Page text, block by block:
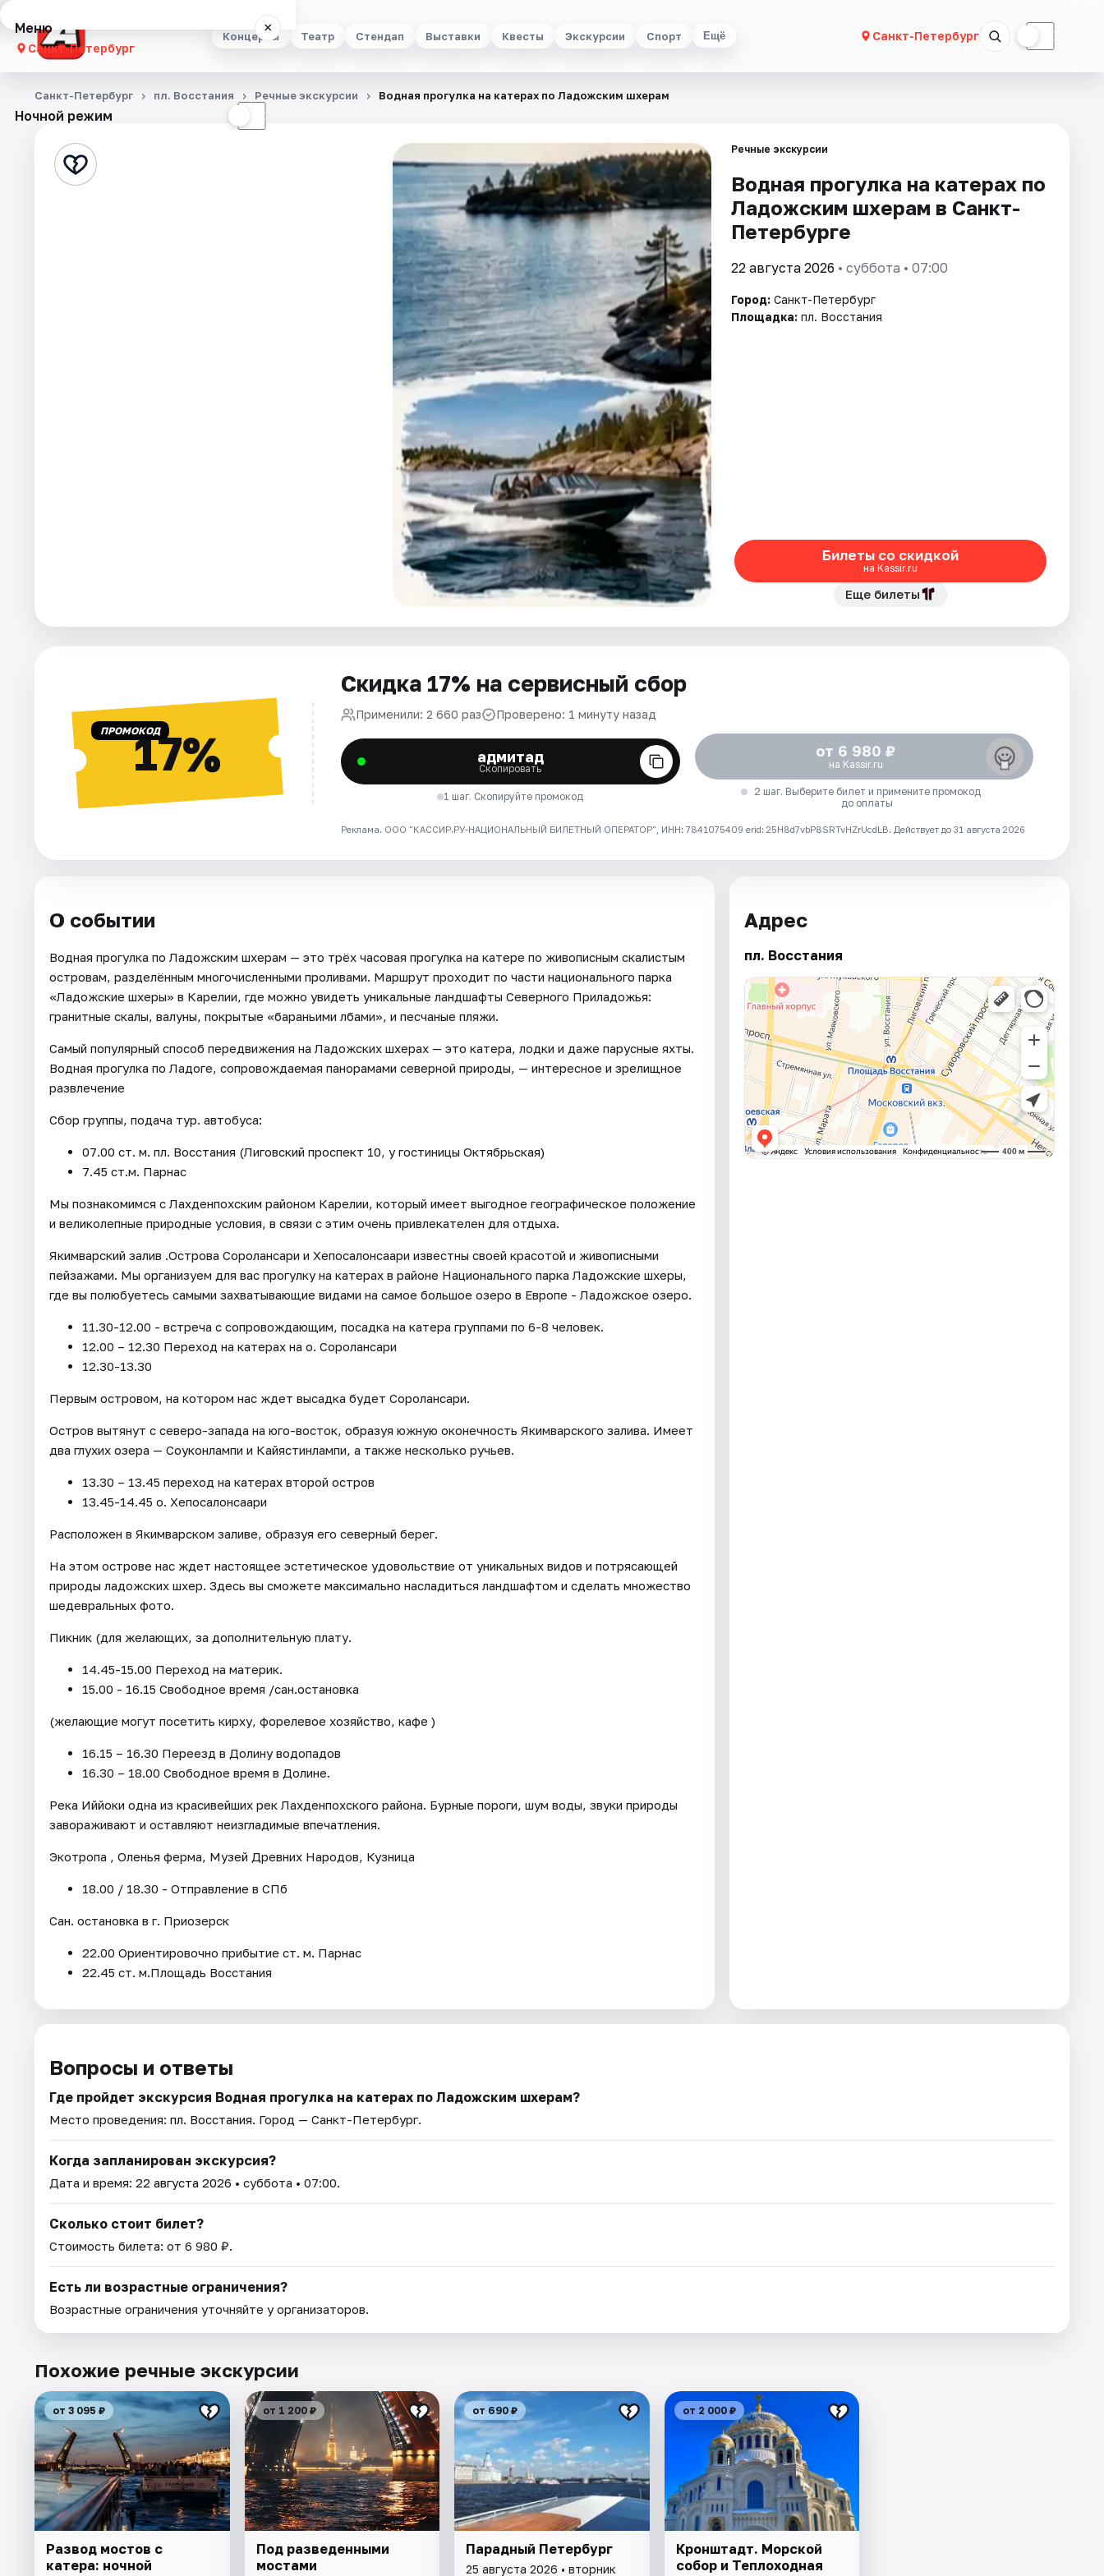
Концерты Театр Стендап Выставки Квесты Экскурсии Спорт Ещё Санкт-Петербург ☾
Меню ×
Санкт-Петербург
Концерты
Стендап
Ночной режим ☾
Санкт-Петербург пл. Восстания Речные экскурсии Водная прогулка на катерах по Ладожским шхерам
Речные экскурсии
Водная прогулка на катерах по
Ладожским шхерам в Санкт-
Петербурге
22 августа 2026 • суббота • 07:00
Город: Санкт-Петербург
Площадка: пл. Восстания
Билеты со скидкой
на Kassir.ru
Еще билеты
ПРОМОКОД17%
Скидка 17% на сервисный сбор
Применили: 2 660 раз Проверено: 1 минуту назад
адмитад
Скопировать
1 шаг. Скопируйте промокод
от 6 980 ₽
на Kassir.ru
2 шаг. Выберите билет и примените промокод
до оплаты
Реклама. ООО "КАССИР.РУ-НАЦИОНАЛЬНЫЙ БИЛЕТНЫЙ ОПЕРАТОР", ИНН: 7841075409 erid: 25H8d7vbP8SRTvHZrUcdLB. Действует до 31 августа 2026
О событии
Водная прогулка по Ладожским шхерам — это трёх часовая прогулка на катере по живописным скалистым
островам, разделённым многочисленными проливами. Маршрут проходит по части национального парка
«Ладожские шхеры» в Карелии, где можно увидеть уникальные ландшафты Северного Приладожья:
гранитные скалы, валуны, покрытые «бараньими лбами», и песчаные пляжи.
Самый популярный способ передвижения на Ладожских шхерах — это катера, лодки и даже парусные яхты.
Водная прогулка по Ладоге, сопровождаемая панорамами северной природы, — интересное и зрелищное
развлечение
Сбор группы, подача тур. автобуса:
07.00 ст. м. пл. Восстания (Лиговский проспект 10, у гостиницы Октябрьская)
7.45 ст.м. Парнас
Мы познакомимся с Лахденпохским районом Карелии, который имеет выгодное географическое положение
и великолепные природные условия, в связи с этим очень привлекателен для отдыха.
Якимварский залив .Острова Соролансари и Хепосалонсаари известны своей красотой и живописными
пейзажами. Мы организуем для вас прогулку на катерах в районе Национального парка Ладожские шхеры,
где вы полюбуетесь самыми захватывающие видами на самое большое озеро в Европе - Ладожское озеро.
11.30-12.00 - встреча с сопровождающим, посадка на катера группами по 6-8 человек.
12.00 – 12.30 Переход на катерах на о. Соролансари
12.30-13.30
Первым островом, на котором нас ждет высадка будет Соролансари.
Остров вытянут с северо-запада на юго-восток, образуя южную оконечность Якимварского залива. Имеет
два глухих озера — Соуконлампи и Кайястинлампи, а также несколько ручьев.
13.30 – 13.45 переход на катерах второй остров
13.45-14.45 о. Хепосалонсаари
Расположен в Якимварском заливе, образуя его северный берег.
На этом острове нас ждет настоящее эстетическое удовольствие от уникальных видов и потрясающей
природы ладожских шхер. Здесь вы сможете максимально насладиться ландшафтом и сделать множество
шедевральных фото.
Пикник (для желающих, за дополнительную плату.
14.45-15.00 Переход на материк.
15.00 - 16.15 Свободное время /сан.остановка
(желающие могут посетить кирху, форелевое хозяйство, кафе )
16.15 – 16.30 Переезд в Долину водопадов
16.30 – 18.00 Свободное время в Долине.
Река Иййоки одна из красивейших рек Лахденпохского района. Бурные пороги, шум воды, звуки природы
завораживают и оставляют неизгладимые впечатления.
Экотропа , Оленья ферма, Музей Древних Народов, Кузница
18.00 / 18.30 - Отправление в СПб
Сан. остановка в г. Приозерск
22.00 Ориентировочно прибытие ст. м. Парнас
22.45 ст. м.Площадь Восстания
Адрес
пл. Восстания
Вопросы и ответы
Где пройдет экскурсия Водная прогулка на катерах по Ладожским шхерам?
Место проведения: пл. Восстания. Город — Санкт-Петербург.
Когда запланирован экскурсия?
Дата и время: 22 августа 2026 • суббота • 07:00.
Сколько стоит билет?
Стоимость билета: от 6 980 ₽.
Есть ли возрастные ограничения?
Возрастные ограничения уточняйте у организаторов.
Похожие речные экскурсии
от 3 095 ₽
Развод мостов с
катера: ночной
от 1 200 ₽
Под разведенными
мостами
от 690 ₽
Парадный Петербург
25 августа 2026 • вторник
от 2 000 ₽
Кронштадт. Морской
собор и Теплоходная